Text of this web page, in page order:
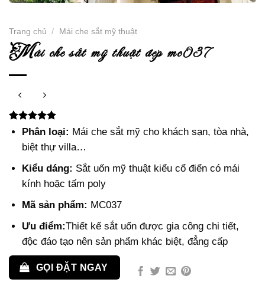
Trang chủ / Mái che sắt mỹ thuật
mái che sắt mỹ thuật đẹp mc037
5.00trên 5
3
đánh giá
Phân loại: Mái che sắt mỹ cho khách sạn, tòa nhà,
biệt thự villa…
Kiểu dáng: Sắt uốn mỹ thuật kiểu cổ điển có mái
kính hoặc tấm poly
Mã sản phẩm: MC037
Ưu điểm:Thiết kế sắt uốn được gia công chi tiết,
độc đáo tạo nên sản phẩm khác biệt, đẳng cấp
GỌI ĐẶT NGAY